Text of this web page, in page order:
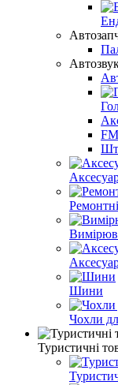
Шини
Чохли
Туристичні